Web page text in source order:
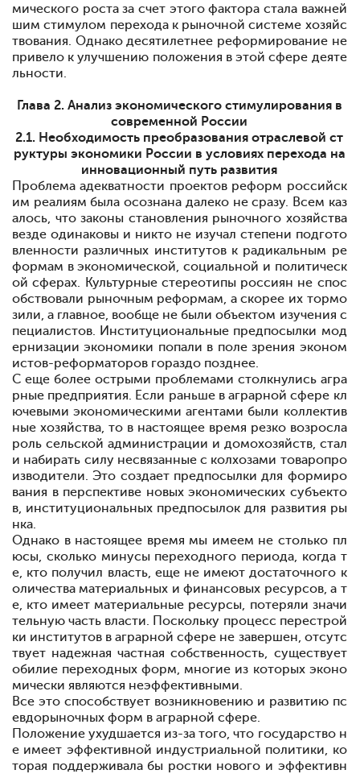
мического роста за счет этого фактора стала важней
шим стимулом перехода к рыночной системе хозяйс
твования. Однако десятилетнее реформирование не
привело к улучшению положения в этой сфере деяте
льности.
Глава 2. Анализ экономического стимулирования в
современной России
2.1. Необходимость преобразования отраслевой ст
руктуры экономики России в условиях перехода на
инновационный путь развития
Проблема адекватности проектов реформ российск
им реалиям была осознана далеко не сразу. Всем каз
алось, что законы становления рыночного хозяйства
везде одинаковы и никто не изучал степени подгото
вленности различных институтов к радикальным ре
формам в экономической, социальной и политическ
ой сферах. Культурные стереотипы россиян не спос
обствовали рыночным реформам, а скорее их тормо
зили, а главное, вообще не были объектом изучения с
пециалистов. Институциональные предпосылки мод
ернизации экономики попали в поле зрения эконом
истов-реформаторов гораздо позднее.
С еще более острыми проблемами столкнулись агра
рные предприятия. Если раньше в аграрной сфере кл
ючевыми экономическими агентами были коллектив
ные хозяйства, то в настоящее время резко возросла
роль сельской администрации и домохозяйств, стал
и набирать силу несвязанные с колхозами товаропро
изводители. Это создает предпосылки для формиро
вания в перспективе новых экономических субъекто
в, институциональных предпосылок для развития ры
нка.
Однако в настоящее время мы имеем не столько пл
юсы, сколько минусы переходного периода, когда т
е, кто получил власть, еще не имеют достаточного к
оличества материальных и финансовых ресурсов, а т
е, кто имеет материальные ресурсы, потеряли значи
тельную часть власти. Поскольку процесс перестрой
ки институтов в аграрной сфере не завершен, отсутс
твует надежная частная собственность, существует
обилие переходных форм, многие из которых эконо
мически являются неэффективными.
Все это способствует возникновению и развитию пс
евдорыночных форм в аграрной сфере.
Положение ухудшается из-за того, что государство н
е имеет эффективной индустриальной политики, ко
торая поддерживала бы ростки нового и эффективн